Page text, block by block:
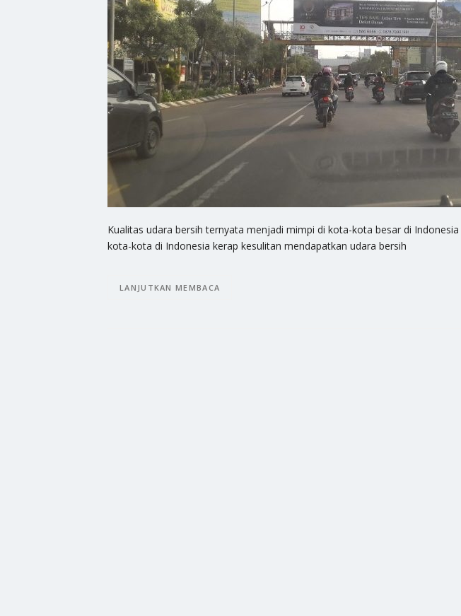
Kualitas udara bersih ternyata menjadi mimpi di kota-kota besar di
kota-kota di Indonesia kerap kesulitan mendapatkan udara bersih
LANJUTKAN MEMBACA